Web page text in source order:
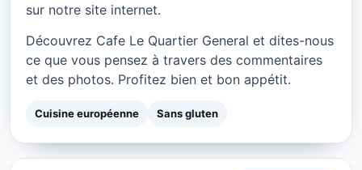
sur notre site internet.
Découvrez Cafe Le Quartier General et dites-nous
ce que vous pensez à travers des commentaires
et des photos. Profitez bien et bon appétit.
Cuisine européenne Sans gluten